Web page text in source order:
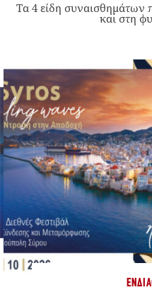
Τα 4 είδη συναισθημάτων
και στη